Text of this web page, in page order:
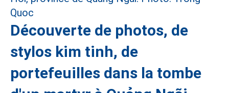
Découverte de photos, de
stylos kim tinh, de
portefeuilles dans la tombe